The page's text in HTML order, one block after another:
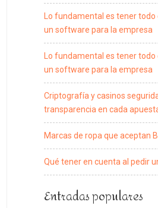
Lo fundamental es tener
un software para la empresa
Lo fundamental es tener
un software para la empresa
Criptografía y casinos
transparencia en cada
Marcas de ropa que aceptan
Qué tener en cuenta al pedir
Entradas populares